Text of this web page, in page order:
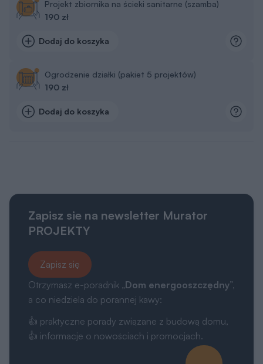
Projekt zbiornika na ścieki sanitarne (szamba)
190 zł
Dodaj do koszyka
Ogrodzenie działki (pakiet 5 projektów)
190 zł
Dodaj do koszyka
Zapisz sie na newsletter Murator
PROJEKTY
Zapisz się
Otrzymasz e-poradnik „Dom energooszczędny”,
a co niedziela do porannej kawy:
👍 praktyczne porady związane z budową domu,
👍 informacje o nowościach i promocjach.